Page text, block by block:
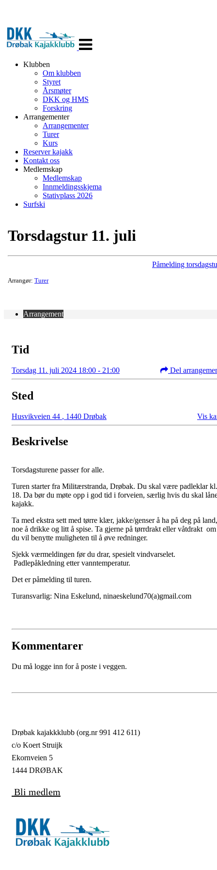
navigasjon
Klubben
Om klubben
Styret
Årsmøter
DKK og HMS
Forskring
Arrangementer
Arrangementer
Turer
Kurs
Reserver kajakk
Kontakt oss
Medlemskap
Medlemskap
Innmeldingsskjema
Stativplass 2026
Surfski
Torsdagstur 11. juli
Arrangør: Turer
Påmelding
Arrangement
Tid
Torsdag 11. juli 2024 18:00 - 21:00 Del
Sted
Husvikveien 44 , 1440 Drøbak Vis
Beskrivelse
Torsdagsturene passer for alle.
Turen starter fra Militærstranda, Drøbak. Du skal være padleklar kl.
18. Da bør du møte opp i god tid i forveien, særlig hvis du skal
kajakk.
Ta med ekstra sett med tørre klær, jakke/genser å ha på deg på land,
noe å drikke og litt å spise. Ta gjerne på tørrdrakt eller våtdrakt om
du vil benytte muligheten til å øve redninger.
Sjekk værmeldingen før du drar, spesielt vindvarselet.
Padlepåkledning etter vanntemperatur.
Det er påmelding til turen.
Turansvarlig: Nina Eskelund, ninaeskelund70(a)gmail.com
Kommentarer
Du må logge inn for å poste i veggen.
Drøbak kajakkklubb (org.nr 991 412 611)
c/o Koert Struijk
Ekornveien 5
1444 DRØBAK
Bli medlem